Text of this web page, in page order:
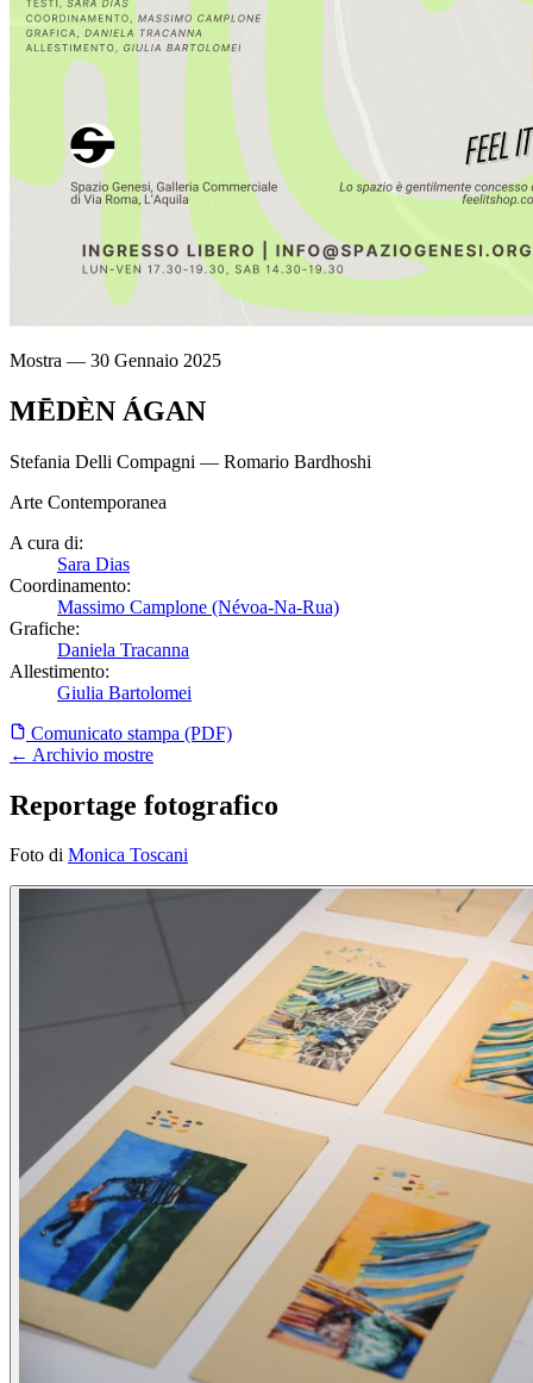
Mostra — 30 Gennaio 2025
MĒDÈN ÁGAN
Stefania Delli Compagni — Romario Bardhoshi
Arte Contemporanea
A cura di:
Sara Dias
Coordinamento:
Massimo Camplone (Névoa-Na-Rua)
Grafiche:
Daniela Tracanna
Allestimento:
Giulia Bartolomei
Comunicato stampa (PDF)
← Archivio mostre
Reportage fotografico
Foto di Monica Toscani